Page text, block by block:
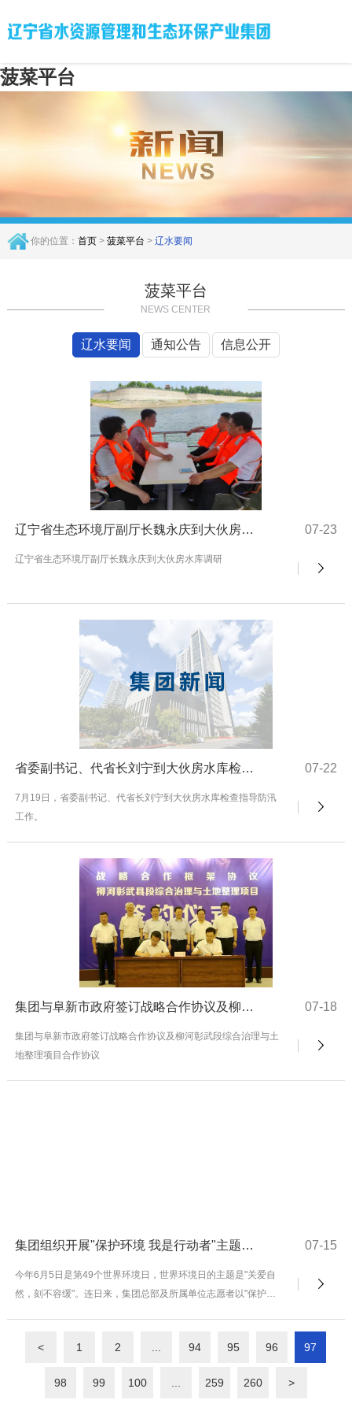
菠菜平台
你的位置： 首页> 菠菜平台 > 辽水要闻
菠菜平台
NEWS CENTER
辽水要闻 通知公告 信息公开
辽宁省生态环境厅副厅长魏永庆到大伙房水库调研 07-23
辽宁省生态环境厅副厅长魏永庆到大伙房水库调研
省委副书记、代省长刘宁到大伙房水库检查指导防汛工作 07-22
7月19日，省委副书记、代省长刘宁到大伙房水库检查指导防汛
工作。
集团与阜新市政府签订战略合作协议及柳河彰武段综合治理与土地整理项目合作协议 07-18
集团与阜新市政府签订战略合作协议及柳河彰武段综合治理与土
地整理项目合作协议
集团组织开展"保护环境 我是行动者"主题志愿服务 07-15
今年6月5日是第49个世界环境日，世界环境日的主题是"关爱自
然，刻不容缓"。连日来，集团总部及所属单位志愿者以"保护环
< 1 2 94 95 96 97
98 99 100 259 260 >